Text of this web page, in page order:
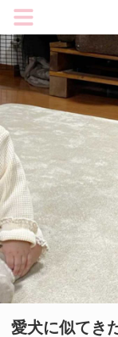
愛犬に似てき